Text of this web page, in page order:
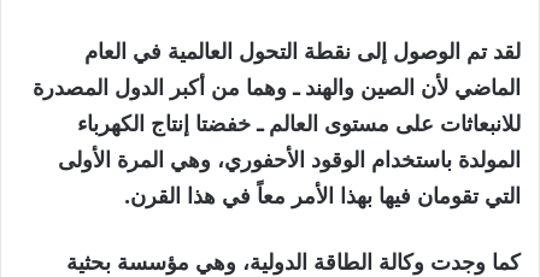
لقد تم الوصول إلى نقطة التحول العالمية في العام
الماضي لأن الصين والهند ـ وهما من أكبر الدول المصدرة
للانبعاثات على مستوى العالم ـ خفضتا إنتاج الكهرباء
المولدة باستخدام الوقود الأحفوري، وهي المرة الأولى
التي تقومان فيها بهذا الأمر معاً في هذا القرن.
كما وجدت وكالة الطاقة الدولية، وهي مؤسسة بحثية